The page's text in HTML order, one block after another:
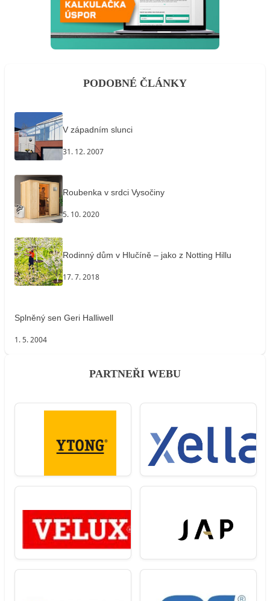
PODOBNÉ ČLÁNKY
V západním slunci
31. 12. 2007
Roubenka v srdci Vysočiny
5. 10. 2020
Rodinný dům v Hlučíně – jako z Notting Hillu
17. 7. 2018
Splněný sen Geri Halliwell
1. 5. 2004
PARTNEŘI WEBU